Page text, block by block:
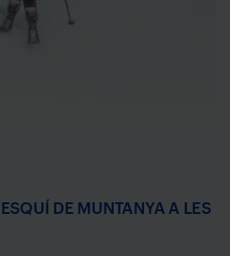
DE MUNTANYA A LES